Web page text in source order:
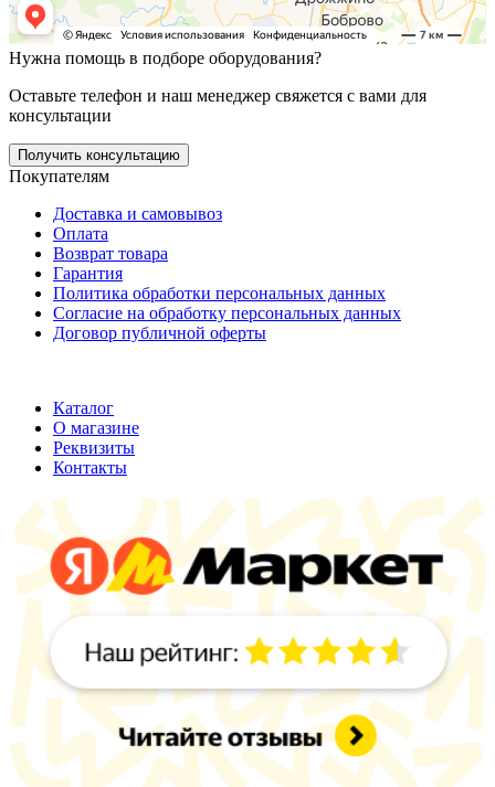
Нужна помощь в подборе оборудования?
Оставьте телефон и наш менеджер свяжется с вами для
консультации
Получить консультацию
Покупателям
Доставка и самовывоз
Оплата
Возврат товара
Гарантия
Политика обработки персональных данных
Согласие на обработку персональных данных
Договор публичной оферты
Каталог
О магазине
Реквизиты
Контакты